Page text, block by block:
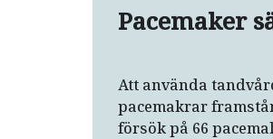
Pacemaker
Att använda
pacemakrar
försök på 66